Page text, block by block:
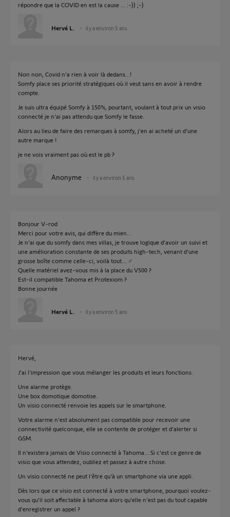
répondre que la COVID en est la cause ... :-)) ;-)
Hervé L. il y a environ 5 ans
Non non, Covid n'a rien à voir là dedans...!
Somfy place ses priorité stratégiques où il veut sans en avoir à rendre
compte.
Je suis ultra équipé Somfy à 150%, pourtant, voulant à tout prix un visio
connecté je n'ai pas attendu que Somfy le fasse.
Alors au lieu de faire des remarques à somfy, j'en ai acheté un d'une
autre marque !
je ne vois vraiment pas où est le pb ?
Anonyme il y a environ 5 ans
Bonjour V-rod
Merci pour votre avis, qui diffère du mien...
Je n'ai que du somfy dans mes villas, je trouve logique d'avoir un suivi et
une amélioration constante de ses produits high-tech, venant d'une
grosse boîte comme celle-ci, voilà tout... ‍♂️
Quelle matériel avez-vous mis à la place du V500 ?
Est-il compatible Tahoma et Protexiom ?
Bonne journée
Hervé L. il y a environ 5 ans
Hervé,
J'ai l'impression que vous mélanger les produits et leurs fonctions.
Une alarme protège.
Une box domotique domotise.
Un visio connecté renvoie les appels sur le smartphone.
Votre alarme n'est absolument pas compatible pour recevoir une
connectivité quelconque, elle se contente de protéger et d'alerter si
GSM.
Il n'existera jamais de Visio connecté à Tahoma....Si c'est ce genre de
visio que vous attendez, oubliez et passez à autre chose.
Un visio connecté ne peut l'être qu'à un smartphone via une appli.
Dès lors que ce visio est connecté à votre smartphone, pourquoi voulez-
vous qu'il soit affectable à tahoma alors qu'elle n'est pas du tout capable
d'enregistrer un appel ?